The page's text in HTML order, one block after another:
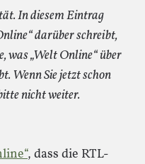
In diesem Eintrag
darüber schreibt,
was „Welt Online“ über
Wenn Sie jetzt schon
nicht weiter.
, dass die RTL-